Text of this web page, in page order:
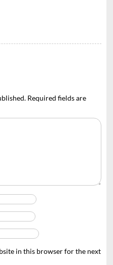
Required fields are
in this browser for the next